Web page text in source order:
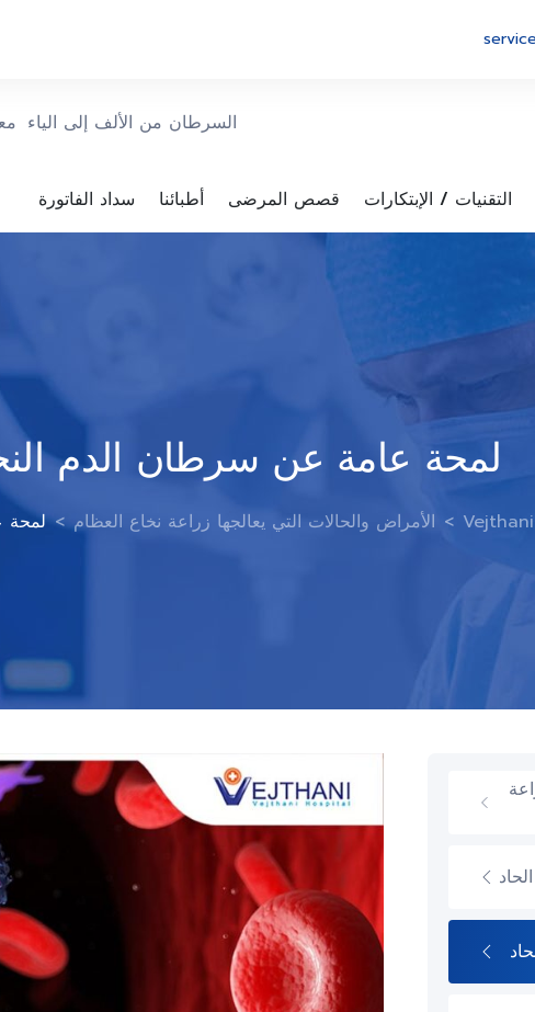
السرطان من الألف إلى الياء
التقنيات / الإبتكارات قصص المرضى أطبائنا سداد الفاتورة
لمحة عامة عن سرطان الدم
> الأمراض والحالات التي يعالجها زراعة نخاع العظام > لمحة